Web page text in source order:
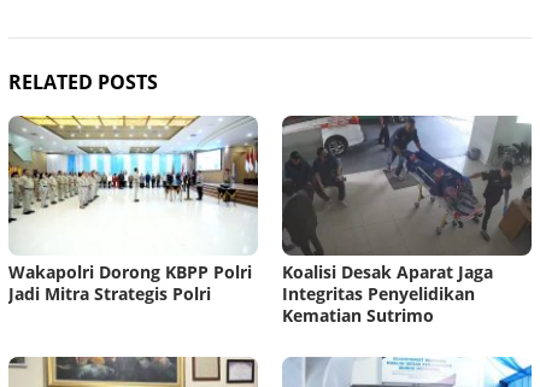
RELATED POSTS
Wakapolri Dorong KBPP Polri
Jadi Mitra Strategis Polri
Koalisi Desak Aparat Jaga
Integritas Penyelidikan
Kematian Sutrimo